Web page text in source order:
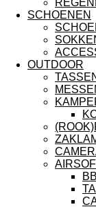
SCHOENEN
OUTDOOR